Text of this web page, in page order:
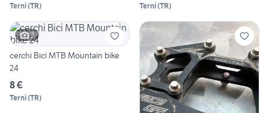
Terni(TR) Terni(TR)
2
cerchi Bici MTB Mountain bike
24
8 €
Terni(TR)